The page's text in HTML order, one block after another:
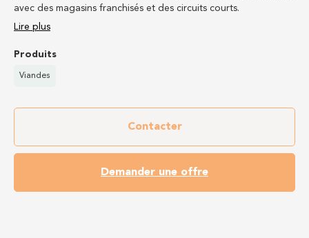
avec des magasins franchisés et des circuits courts.
Lire plus
Produits
Viandes
Contacter
Demander une offre